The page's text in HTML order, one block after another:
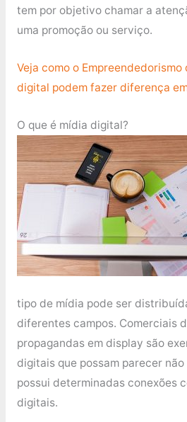
tem por objetivo chamar a
uma promoção ou serviço.
Veja como o
digital podem fazer diferença
O que é mídia digital?
tipo de mídia pode ser
diferentes campos. Comerciais
propagandas em display são
digitais que possam parecer
possui determinadas conexões
digitais.